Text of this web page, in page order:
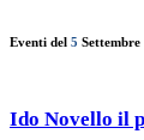
Eventi del 5 Settembre
Ido Novello il